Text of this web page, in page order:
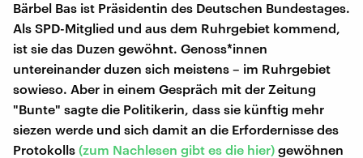
Bärbel Bas ist Präsidentin des Deutschen Bundestages.
Als SPD-Mitglied und aus dem Ruhrgebiet kommend,
ist sie das Duzen gewöhnt. Genoss*innen
untereinander duzen sich meistens – im Ruhrgebiet
sowieso. Aber in einem Gespräch mit der Zeitung
"Bunte" sagte die Politikerin, dass sie künftig mehr
siezen werde und sich damit an die Erfordernisse des
Protokolls (zum Nachlesen gibt es die hier) gewöhnen